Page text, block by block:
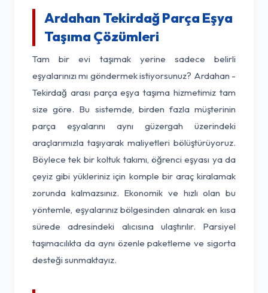
Ardahan Tekirdağ Parça Eşya
Taşıma Çözümleri
Tam bir evi taşımak yerine sadece belirli
eşyalarınızı mı göndermek istiyorsunuz? Ardahan -
Tekirdağ arası parça eşya taşıma hizmetimiz tam
size göre. Bu sistemde, birden fazla müşterinin
parça eşyalarını aynı güzergah üzerindeki
araçlarımızla taşıyarak maliyetleri bölüştürüyoruz.
Böylece tek bir koltuk takımı, öğrenci eşyası ya da
çeyiz gibi yükleriniz için komple bir araç kiralamak
zorunda kalmazsınız. Ekonomik ve hızlı olan bu
yöntemle, eşyalarınız bölgesinden alınarak en kısa
sürede adresindeki alıcısına ulaştırılır. Parsiyel
taşımacılıkta da aynı özenle paketleme ve sigorta
desteği sunmaktayız.